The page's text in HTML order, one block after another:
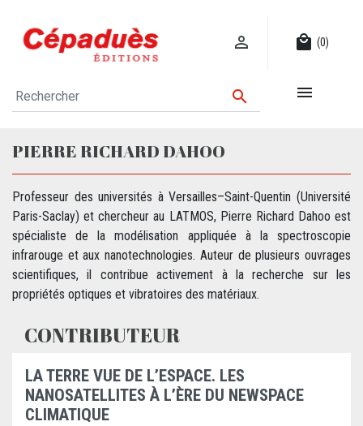
 local_mall (0)
 
PIERRE RICHARD DAHOO
Professeur des universités à Versailles–Saint-Quentin (Université
Paris-Saclay) et chercheur au LATMOS, Pierre Richard Dahoo est
spécialiste de la modélisation appliquée à la spectroscopie
infrarouge et aux nanotechnologies. Auteur de plusieurs ouvrages
scientifiques, il contribue activement à la recherche sur les
propriétés optiques et vibratoires des matériaux.
CONTRIBUTEUR
LA TERRE VUE DE L’ESPACE. LES
NANOSATELLITES À L’ÈRE DU NEWSPACE
CLIMATIQUE